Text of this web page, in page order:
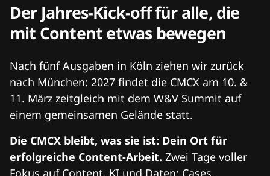
Der Jahres-Kick-off für alle, die
mit Content etwas bewegen
Nach fünf Ausgaben in Köln ziehen wir zurück
nach München: 2027 findet die CMCX am 10. &
11. März zeitgleich mit dem W&V Summit auf
einem gemeinsamen Gelände statt.
Die CMCX bleibt, was sie ist: Dein Ort für
erfolgreiche Content-Arbeit. Zwei Tage voller
Fokus auf Content, KI und Daten: Cases,